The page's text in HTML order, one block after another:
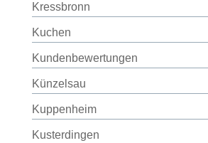
Kressbronn
Kuchen
Kundenbewertungen
Künzelsau
Kuppenheim
Kusterdingen